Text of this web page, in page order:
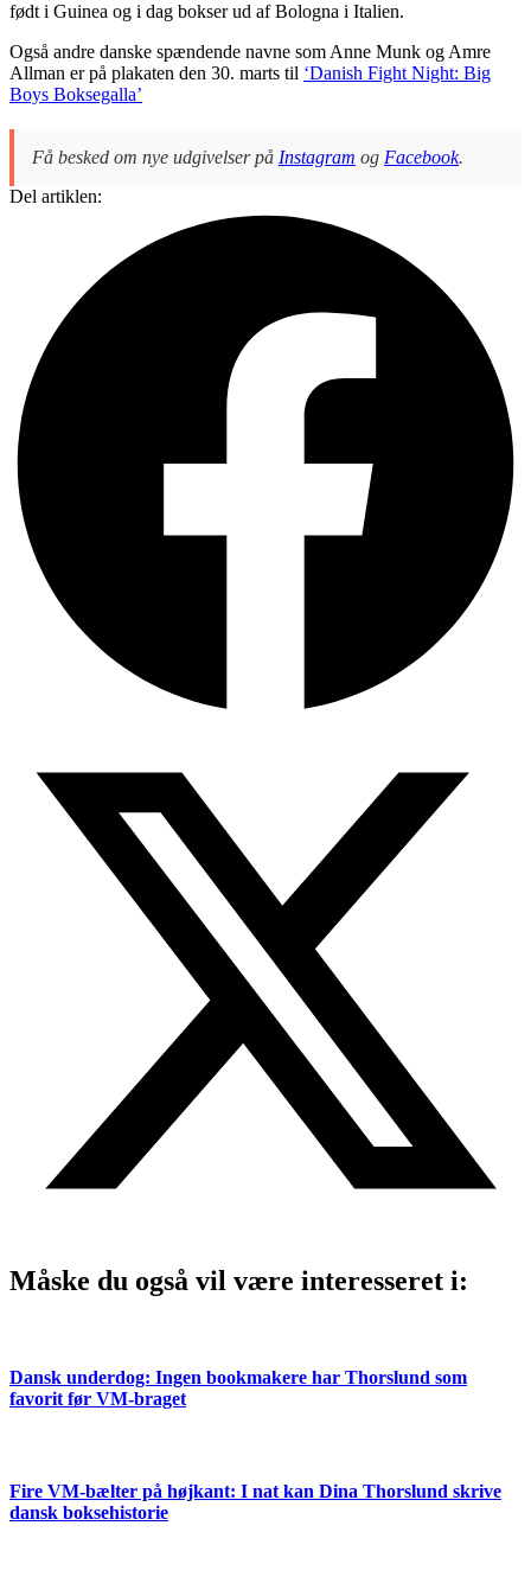
født i Guinea og i dag bokser ud af Bologna i Italien.
Også andre danske spændende navne som Anne Munk og Amre
Allman er på plakaten den 30. marts til ‘Danish Fight Night: Big
Boys Boksegalla’
Få besked om nye udgivelser på Instagram og Facebook.
Del artiklen:
Måske du også vil være interesseret i:
Dansk underdog: Ingen bookmakere har Thorslund som
favorit før VM-braget
Fire VM-bælter på højkant: I nat kan Dina Thorslund skrive
dansk boksehistorie